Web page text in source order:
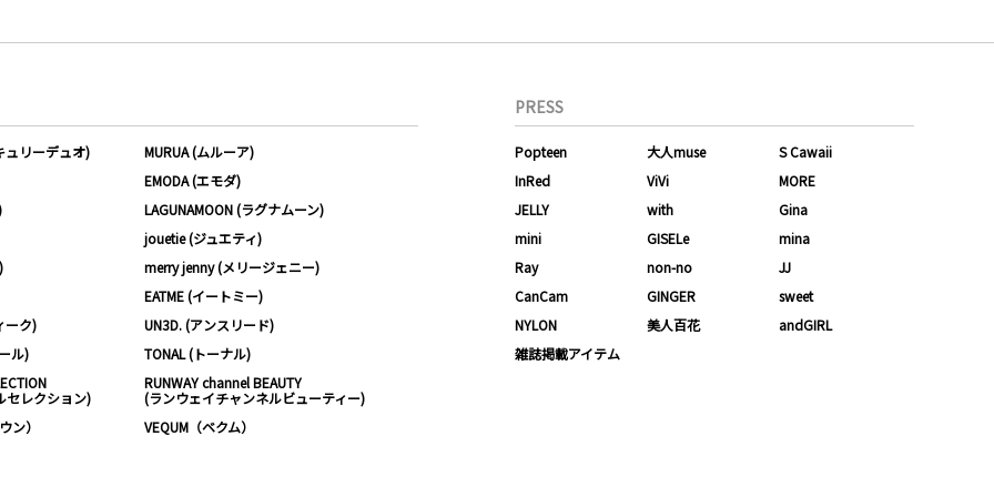
ュリーデュオ)
MURUA (ムルーア)
EMODA (エモダ)
LAGUNAMOON (ラグナムーン)
jouetie (ジュエティ)
merry jenny (メリージェニー)
EATME (イートミー)
ーク)
UN3D. (アンスリード)
ル)
TONAL (トーナル)
セレクション)
RUNWAY channel BEAUTY
(ランウェイチャンネルビューティー)
ン）
VEQUM（ベクム）
PRESS
Popteen 大人muse
S Cawaii
InRed
ViVi
MORE
JELLY
with
Gina
mini
GISELe
mina
Ray
non-no
JJ
CanCam
GINGER
sweet
NYLON
美人百花
andGIRL
雑誌掲載アイテム